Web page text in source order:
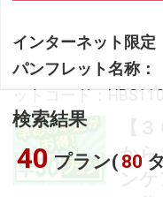
検索結果
40プラン( 80
インターネット限定
パンフレット名称：
ットコード：
【
から
ン